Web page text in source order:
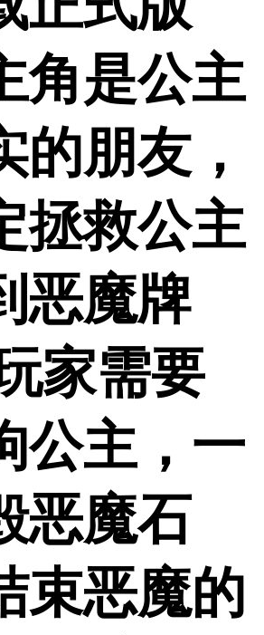
角是公主
的朋友，
拯救公主
恶魔牌
家需要
公主，一
恶魔石
束恶魔的